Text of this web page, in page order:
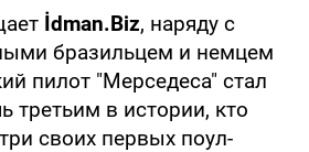
İdman.Biz, наряду с
бразильцем и немцем
пилот "Мерседеса" стал
третьим в истории, кто
своих первых поул-